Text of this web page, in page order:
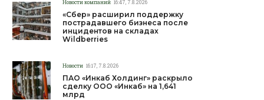
Новости компаний 16:47, 7.8.2026
«Сбер» расширил поддержку
пострадавшего бизнеса после
инцидентов на складах
Wildberries
Новости 16:17, 7.8.2026
ПАО «Инкаб Холдинг» раскрыло
сделку ООО «Инкаб» на 1,641
млрд